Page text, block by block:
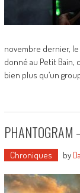
novembre dernier,
donné au Petit Bain,
bien plus qu’un
Chroniques by